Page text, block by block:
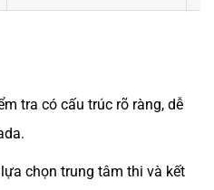
tra có cấu trúc rõ ràng, dễ
chọn trung tâm thi và kết